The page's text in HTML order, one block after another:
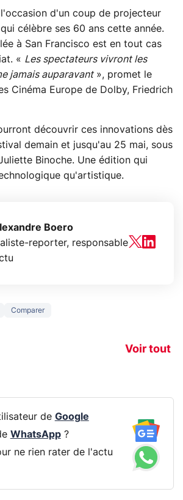
d'un coup de projecteur
célèbre ses 60 ans cette année.
à San Francisco est en tout cas
« Les spectateurs vivront les
jamais auparavant», promet le
Cinéma Europe de Dolby, Friedrich
découvrir ces innovations dès
demain et jusqu'au 25 mai, sous
Binoche. Une édition qui
qu'artistique.
Boero
reporter, responsable
Comparer
Voir tout
1 pour
L'AOC
!
prochaine
de Google
WhatsApp?
ne rien rater de l'actu